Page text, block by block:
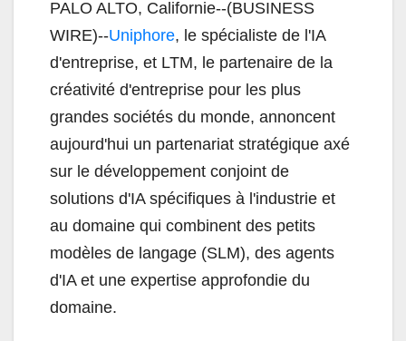
PALO ALTO, Californie--(BUSINESS
WIRE)--Uniphore, le spécialiste de l'IA
d'entreprise, et LTM, le partenaire de la
créativité d'entreprise pour les plus
grandes sociétés du monde, annoncent
aujourd'hui un partenariat stratégique axé
sur le développement conjoint de
solutions d'IA spécifiques à l'industrie et
au domaine qui combinent des petits
modèles de langage (SLM), des agents
d'IA et une expertise approfondie du
domaine.